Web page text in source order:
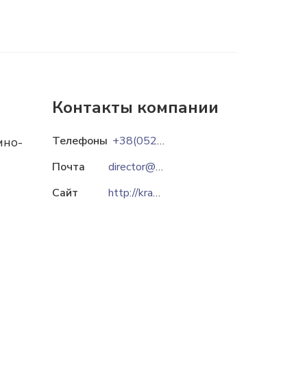
Контакты компании
Телефоны
+38(05235)7-38-50
Почта
director@kranservis.com
Сайт
http://kranservis.com